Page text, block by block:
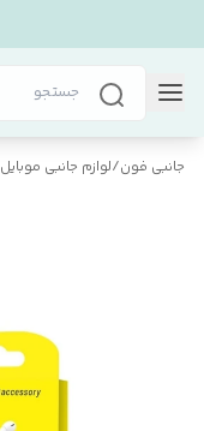
جانبی فون/لوازم جانبی موبایل